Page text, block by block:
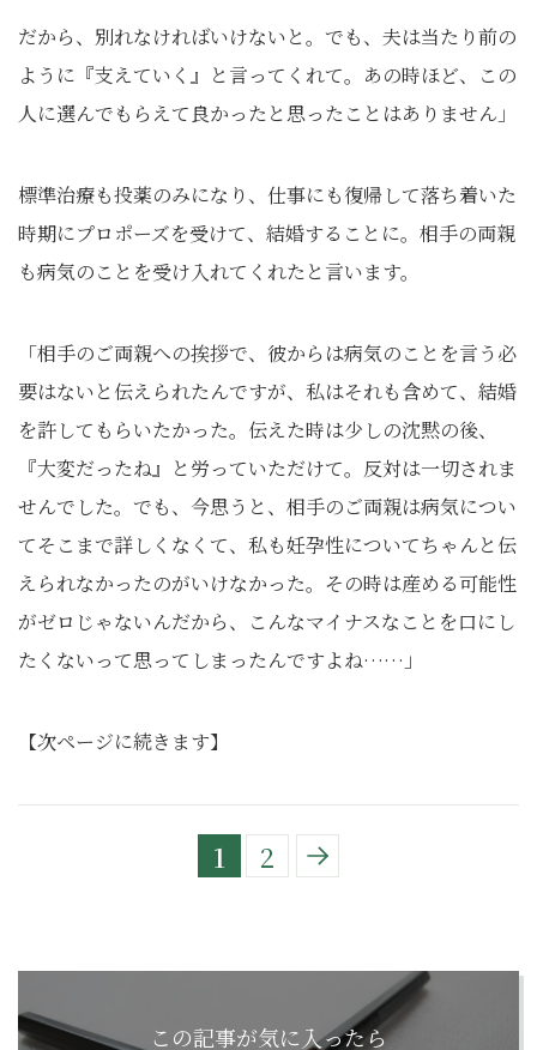
だから、別れなければいけないと。でも、夫は当たり前の
ように『支えていく』と言ってくれて。あの時ほど、この
人に選んでもらえて良かったと思ったことはありません」
標準治療も投薬のみになり、仕事にも復帰して落ち着いた
時期にプロポーズを受けて、結婚することに。相手の両親
も病気のことを受け入れてくれたと言います。
「相手のご両親への挨拶で、彼からは病気のことを言う必
要はないと伝えられたんですが、私はそれも含めて、結婚
を許してもらいたかった。伝えた時は少しの沈黙の後、
『大変だったね』と労っていただけて。反対は一切されま
せんでした。でも、今思うと、相手のご両親は病気につい
てそこまで詳しくなくて、私も妊孕性についてちゃんと伝
えられなかったのがいけなかった。その時は産める可能性
がゼロじゃないんだから、こんなマイナスなことを口にし
たくないって思ってしまったんですよね……」
【次ページに続きます】
1 2
この記事が気に入ったら